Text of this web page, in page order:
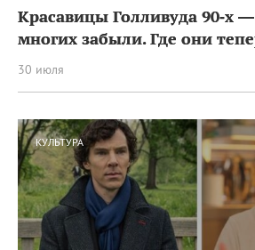
Красавицы Голливуда 90‑х
многих забыли. Где они
30 июля
КУЛЬТУРА